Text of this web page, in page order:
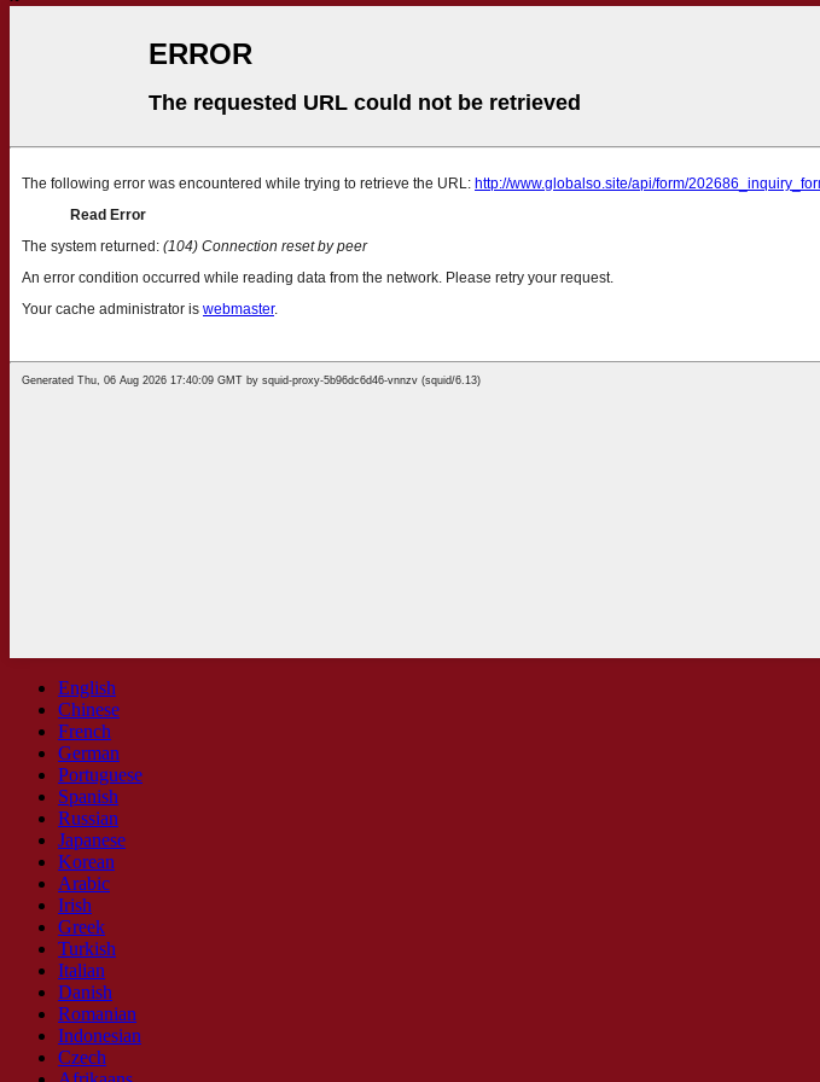
English
Chinese
French
German
Portuguese
Spanish
Russian
Japanese
Korean
Arabic
Irish
Greek
Turkish
Italian
Danish
Romanian
Indonesian
Czech